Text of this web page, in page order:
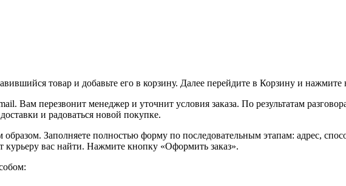
товар и добавьте его в корзину. Далее перейдите в Корзину и
Вам перезвонит менеджер и уточнит условия заказа. По результатам
и радоваться новой покупке.
Заполняете полностью форму по последовательным этапам: адрес,
вас найти. Нажмите кнопку «Оформить заказ».